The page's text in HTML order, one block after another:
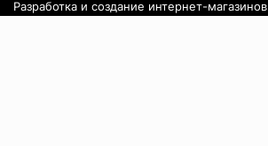
Разработка и создание интернет-магазинов